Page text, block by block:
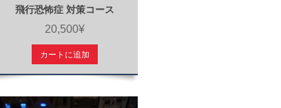
飛行恐怖症 対策コース
20,500¥
カートに追加